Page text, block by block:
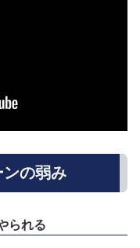
ンの弱み
られる